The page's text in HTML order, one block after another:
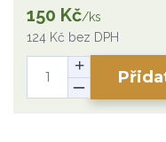
150 Kč/ks
124 Kč bez DPH